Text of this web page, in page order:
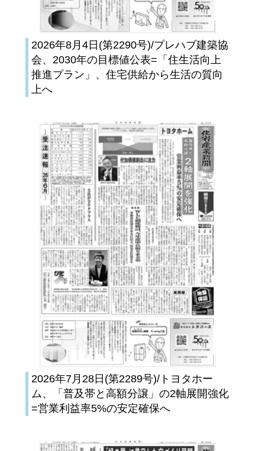
2026年8月4日(第2290号)/プレハブ建築協
会、2030年の目標値公表=「住生活向上
推進プラン」、住宅供給から生活の質向
上へ
2026年7月28日(第2289号)/トヨタホー
ム、「普及帯と高額分譲」の2軸展開強化
=営業利益率5%の安定確保へ